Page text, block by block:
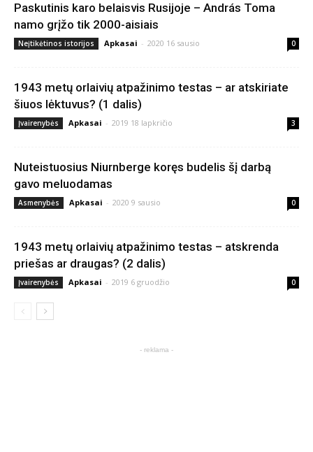
Paskutinis karo belaisvis Rusijoje – András Toma
namo grįžo tik 2000-aisiais
Neįtikėtinos istorijos Apkasai - 2020 16 sausio 0
1943 metų orlaivių atpažinimo testas – ar atskiriate
šiuos lėktuvus? (1 dalis)
Įvairenybės Apkasai - 2019 18 lapkričio 3
Nuteistuosius Niurnberge koręs budelis šį darbą
gavo meluodamas
Asmenybės Apkasai - 2020 9 sausio 0
1943 metų orlaivių atpažinimo testas – atskrenda
priešas ar draugas? (2 dalis)
Įvairenybės Apkasai - 2019 6 gruodžio 0
- reklama -